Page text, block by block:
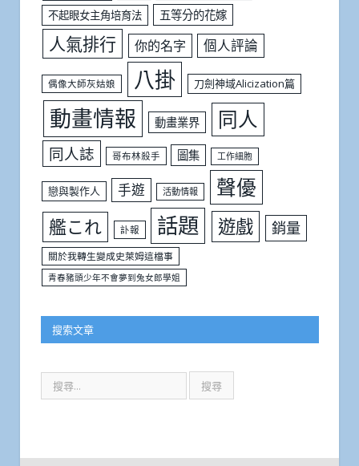
不起眼女主角培育法 五等分的花嫁
人氣排行 你的名字 個人評論
偶像大師灰姑娘 八掛 刀劍神域Alicization篇
動畫情報 動畫業界 同人
同人誌 哥布林殺手 圖集 工作細胞
戀與製作人 手遊 活動情報 聲優
艦これ 訃報 話題 遊戲 銷量
關於我轉生變成史萊姆這檔事
青春豬頭少年不會夢到兔女郎學姐
搜索文章